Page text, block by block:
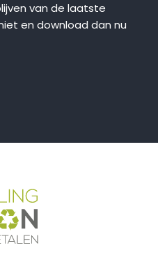
van de laatste
en download dan nu